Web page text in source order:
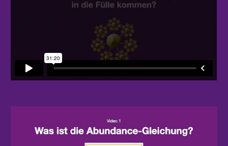
der
30 Tage Abundance Challenge!